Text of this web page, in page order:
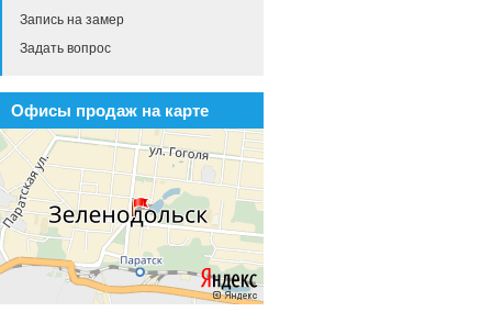
Запись на замер
Задать вопрос
Офисы продаж на карте